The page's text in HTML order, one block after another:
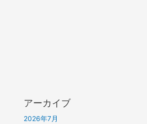
アーカイブ
2026年7月